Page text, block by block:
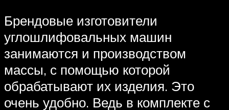
Брендовые изготовители
углошлифовальных машин
занимаются и производством
массы, с помощью которой
обрабатывают их изделия. Это
очень удобно. Ведь в комплекте с